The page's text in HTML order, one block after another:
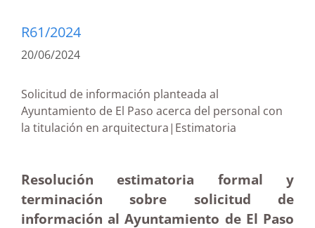
R61/2024
20/06/2024
Solicitud de información planteada al
Ayuntamiento de El Paso acerca del personal con
la titulación en arquitectura|Estimatoria
Resolución estimatoria formal y
terminación sobre solicitud de
información al Ayuntamiento de El Paso